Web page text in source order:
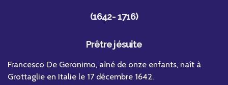
(1642- 1716)
Prêtre jésuite
Francesco De Geronimo, aîné de onze enfants, naît à
Grottaglie en Italie le 17 décembre 1642.